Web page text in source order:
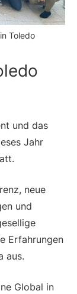
Toledo
und das
Jahr
neue
und
Erfahrungen
aus.
Global in